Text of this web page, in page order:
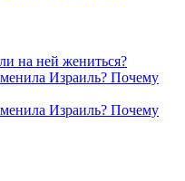
на ней жениться?
Израиль? Почему
Израиль? Почему